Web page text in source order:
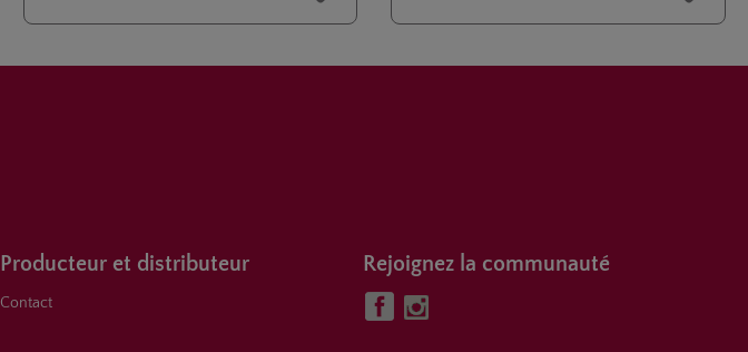
Producteur et distributeur
Contact
Rejoignez la communauté